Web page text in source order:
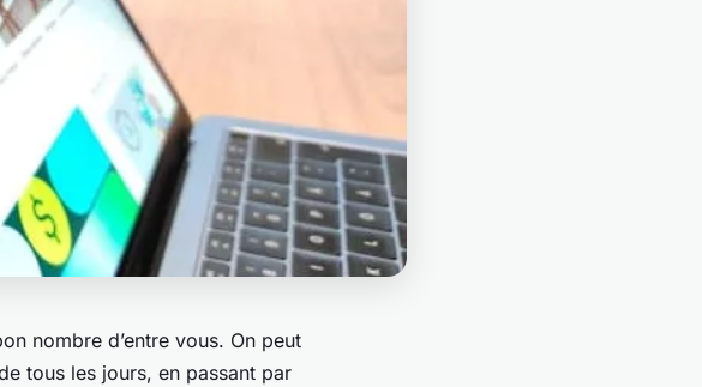
nombre d’entre vous. On peut
tous les jours, en passant par